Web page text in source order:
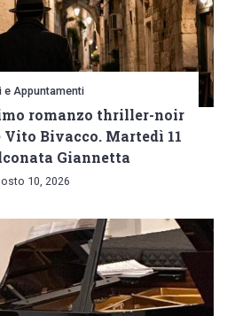
e Appuntamenti
romanzo thriller-noir
Vito Bivacco. Martedì 11
Giannetta
10, 2026